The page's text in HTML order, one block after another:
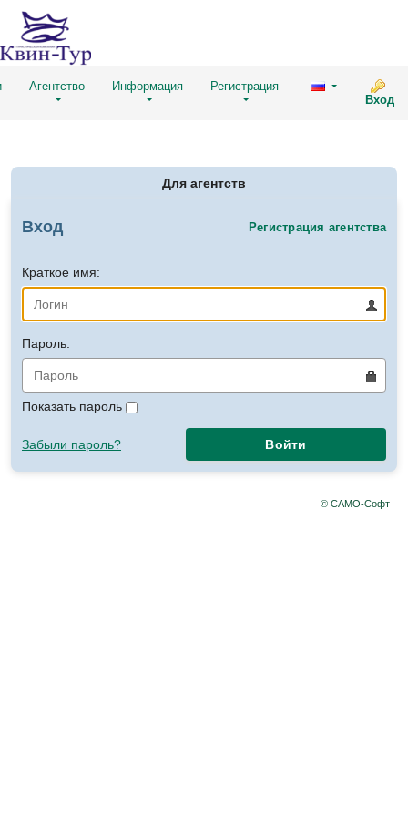
Агентство Информация
Регистрация
Вход
Для агентств
Вход Регистрация агентства
Краткое имя:
Пароль:
Показать пароль
Забыли пароль? Войти
© САМО-Софт